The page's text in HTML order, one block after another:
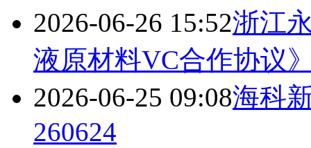
2026-06-26 15:52浙江
液原材料VC合作协议
2026-06-25 09:08海科
260624